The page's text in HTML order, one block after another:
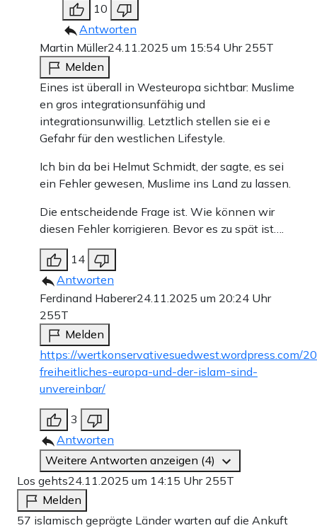
10
Antworten
Martin Müller24.11.2025 um 15:54 Uhr 255T
Melden
Eines ist überall in Westeuropa sichtbar: Muslime
en gros integrationsunfähig und
integrationsunwillig. Letztlich stellen sie ei e
Gefahr für den westlichen Lifestyle.
Ich bin da bei Helmut Schmidt, der sagte, es sei
ein Fehler gewesen, Muslime ins Land zu lassen.
Die entscheidende Frage ist. Wie können wir
diesen Fehler korrigieren. Bevor es zu spät ist….
14
Antworten
Ferdinand Haberer24.11.2025 um 20:24 Uhr
255T
Melden
https://wertkonservativesuedwest.wordpress.com/
freiheitliches-europa-und-der-islam-sind-
unvereinbar/
3
Antworten
Weitere Antworten anzeigen (4)
Los gehts24.11.2025 um 14:15 Uhr 255T
Melden
57 islamisch geprägte Länder warten auf die Ankuft